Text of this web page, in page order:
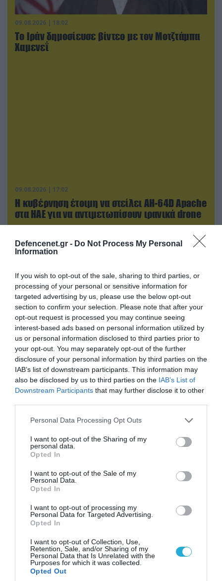
Defencenet.gr - Do Not Process My Personal
Information
If you wish to opt-out of the sale, sharing to third parties, or
processing of your personal or sensitive information for
targeted advertising by us, please use the below opt-out
section to confirm your selection. Please note that after your
opt-out request is processed you may continue seeing
interest-based ads based on personal information utilized by
us or personal information disclosed to third parties prior to
your opt-out. You may separately opt-out of the further
disclosure of your personal information by third parties on the
IAB’s list of downstream participants. This information may
also be disclosed by us to third parties on the IAB’s List of
Downstream Participants that may further disclose it to other
Please note that this website/app uses one or more Google
not limited to your visit or usage behaviour. You may click to
grant or deny consent to Google and its third-party tags to
use your data for below specified purposes in below Google
consent section.
Personal Data Processing Opt Outs
I want to opt-out of the Sharing of my
personal data.
Opted In
I want to opt-out of the Sale of my
Personal Data.
Opted In
I want to opt-out of processing my
Personal Data for Targeted Advertising.
Opted In
I want to opt-out of Collection, Use,
Retention, Sale, and/or Sharing of my
Personal Data that Is Unrelated with the
Purposes for which it was collected.
Opted Out
09.08.2026 | 18:02
Το Ιράν δημοσίευσε βίντεο με τον Μοτζτάμπα
Χαμενεΐ
09.08.2026 | 17:02
Η κυβέρνηση έτοιμη να στείλει AH-64D Apache
στα ΗΑΕ για να αντιμετωπίσουν ιρανικά drone
09.08.2026 | 23:02
Νεοσύλλεκτοι Ουκρανοί στρατιώτες και
υπάλληλοι της TCC έτρεχαν πανικόβλητοι
αλλά… εξοντώθηκαν – Δείτε βίντεο
Ρωσικό Su-34 προκάλεσε τον όλεθρο σε
κτίριο με Ουκρανούς στη Ζαπορίζια – Δείτε
βίντεο